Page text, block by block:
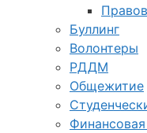
Буллинг
Волонтеры
РДДМ
Общежитие